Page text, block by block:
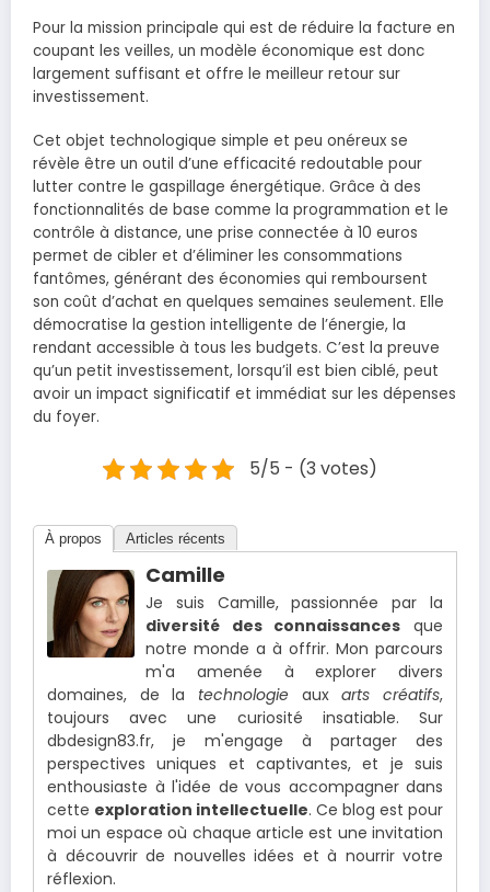
Pour la mission principale qui est de réduire la facture en
coupant les veilles, un modèle économique est donc
largement suffisant et offre le meilleur retour sur
investissement.
Cet objet technologique simple et peu onéreux se
révèle être un outil d’une efficacité redoutable pour
lutter contre le gaspillage énergétique. Grâce à des
fonctionnalités de base comme la programmation et le
contrôle à distance, une prise connectée à 10 euros
permet de cibler et d’éliminer les consommations
fantômes, générant des économies qui remboursent
son coût d’achat en quelques semaines seulement. Elle
démocratise la gestion intelligente de l’énergie, la
rendant accessible à tous les budgets. C’est la preuve
qu’un petit investissement, lorsqu’il est bien ciblé, peut
avoir un impact significatif et immédiat sur les dépenses
du foyer.
5/5 - (3 votes)
À propos Articles récents
Camille
Je suis Camille, passionnée par la
diversité des connaissances que
notre monde a à offrir. Mon parcours
m'a amenée à explorer divers
domaines, de la technologie auxarts créatifs,
toujours avec une curiosité insatiable. Sur
dbdesign83.fr, je m'engage à partager des
perspectives uniques et captivantes, et je suis
enthousiaste à l'idée de vous accompagner dans
cette exploration intellectuelle. Ce blog est pour
moi un espace où chaque article est une invitation
à découvrir de nouvelles idées et à nourrir votre
réflexion.